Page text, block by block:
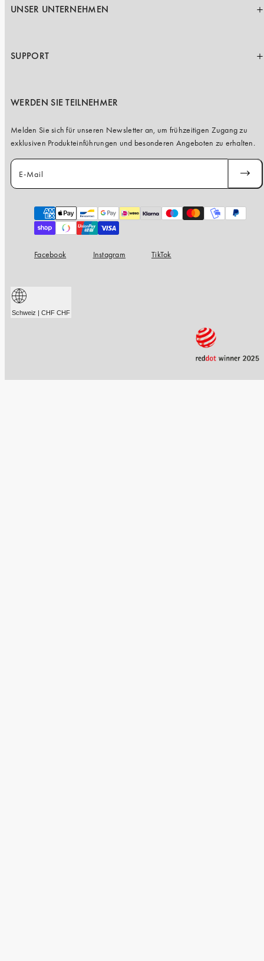
UNSER UNTERNEHMEN
SUPPORT
WERDEN SIE TEILNEHMER
Melden Sie sich für unseren Newsletter an, um frühzeitigen Zugang zu
exklusiven Produkteinführungen und besonderen Angeboten zu erhalten.
E-Mail
Zahlungsarten
Facebook Instagram TikTok
Schweiz | CHF CHF